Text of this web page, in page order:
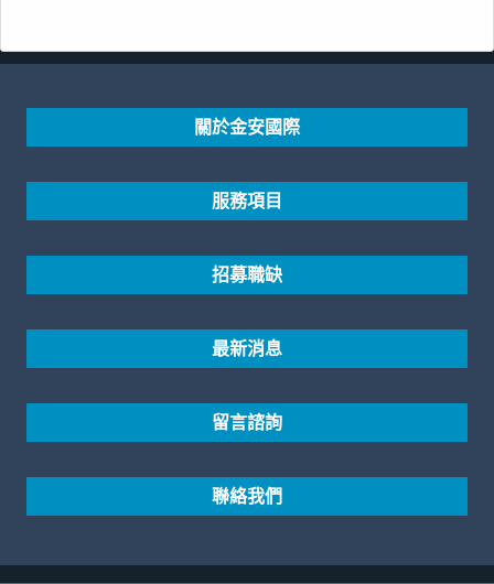
關於金安國際
服務項目
招募職缺
最新消息
留言諮詢
聯絡我們